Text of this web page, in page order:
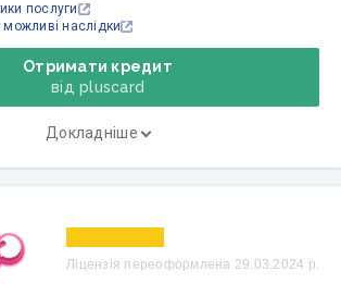
Отримати кредит
від pluscard
Докладніше
послуги
наслідки
Ліцензія переоформлена 29.03.2024 р.